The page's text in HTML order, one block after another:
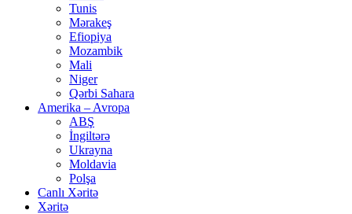
Tunis
Mərakeş
Efiopiya
Mozambik
Mali
Niger
Qərbi Sahara
Amerika – Avropa
ABŞ
İngiltərə
Ukrayna
Moldavia
Polşa
Canlı Xəritə
Xəritə